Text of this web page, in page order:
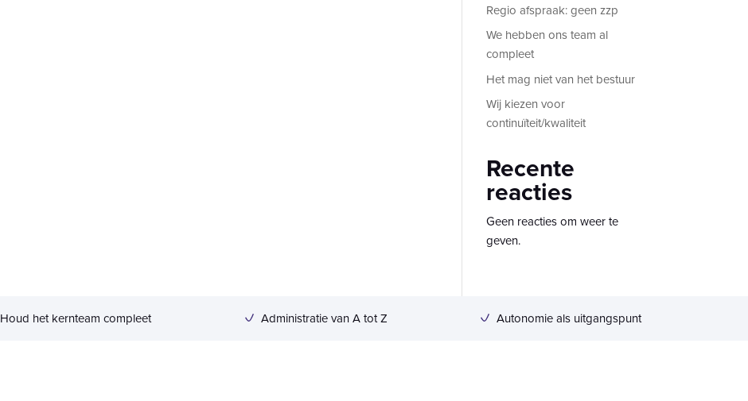
Regio afspraak: geen zzp
We hebben ons team al
compleet
Het mag niet van het bestuur
Wij kiezen voor
continuïteit/kwaliteit
Recente
reacties
Geen reacties om weer te
geven.
Houd het kernteam compleet Administratie van A tot Z Autonomie als uitgangspunt